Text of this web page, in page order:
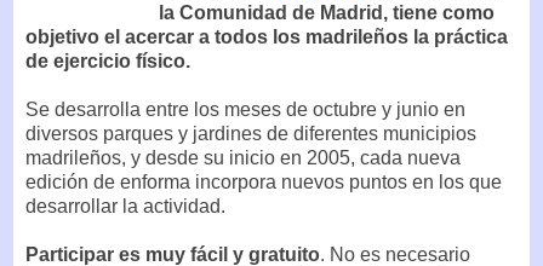
la Comunidad de Madrid, tiene como
objetivo el acercar a todos los madrileños la práctica
de ejercicio físico.
Se desarrolla entre los meses de octubre y junio en
diversos parques y jardines de diferentes municipios
madrileños, y desde su inicio en 2005, cada nueva
edición de enforma incorpora nuevos puntos en los que
desarrollar la actividad.
Participar es muy fácil y gratuito. No es necesario